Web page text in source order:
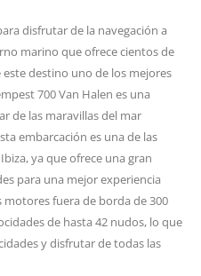
disfrutar de la navegación a
marino que ofrece cientos de
este destino uno de los mejores
700 Van Halen es una
de las maravillas del mar
embarcación es una de las
ya que ofrece una gran
para una mejor experiencia
motores fuera de borda de 300
de hasta 42 nudos, lo que
y disfrutar de todas las